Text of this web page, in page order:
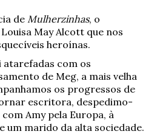
deMulherzinhas, o
May Alcott que nos
heroínas.
com os
de Meg, a mais velha
os progressos de
escritora, despedimo-
Amy pela Europa, à
um marido da alta sociedade.